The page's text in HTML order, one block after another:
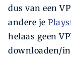
dus van een
andere je
helaas geen
downloaden/